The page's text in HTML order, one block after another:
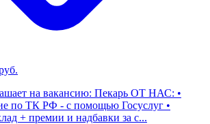
на вакансию: Пекарь ОТ НАС: •
по ТК РФ - с помощью Госуслуг •
+ премии и надбавки за с...